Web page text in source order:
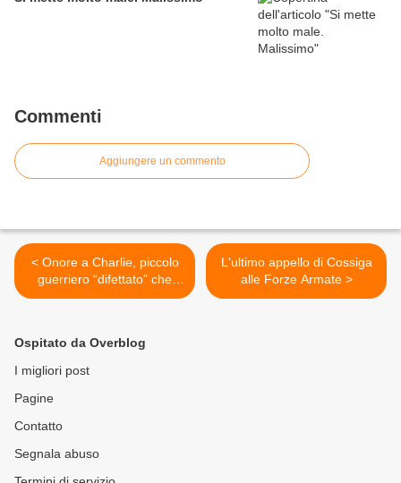
Commenti
Aggiungere un commento
< Onore a Charlie, piccolo
guerriero “difettato” che
morirà da vivo. In un mondo
L'ultimo appello di Cossiga
alle Forze Armate >
Ospitato da Overblog
I migliori post
Pagine
Contatto
Segnala abuso